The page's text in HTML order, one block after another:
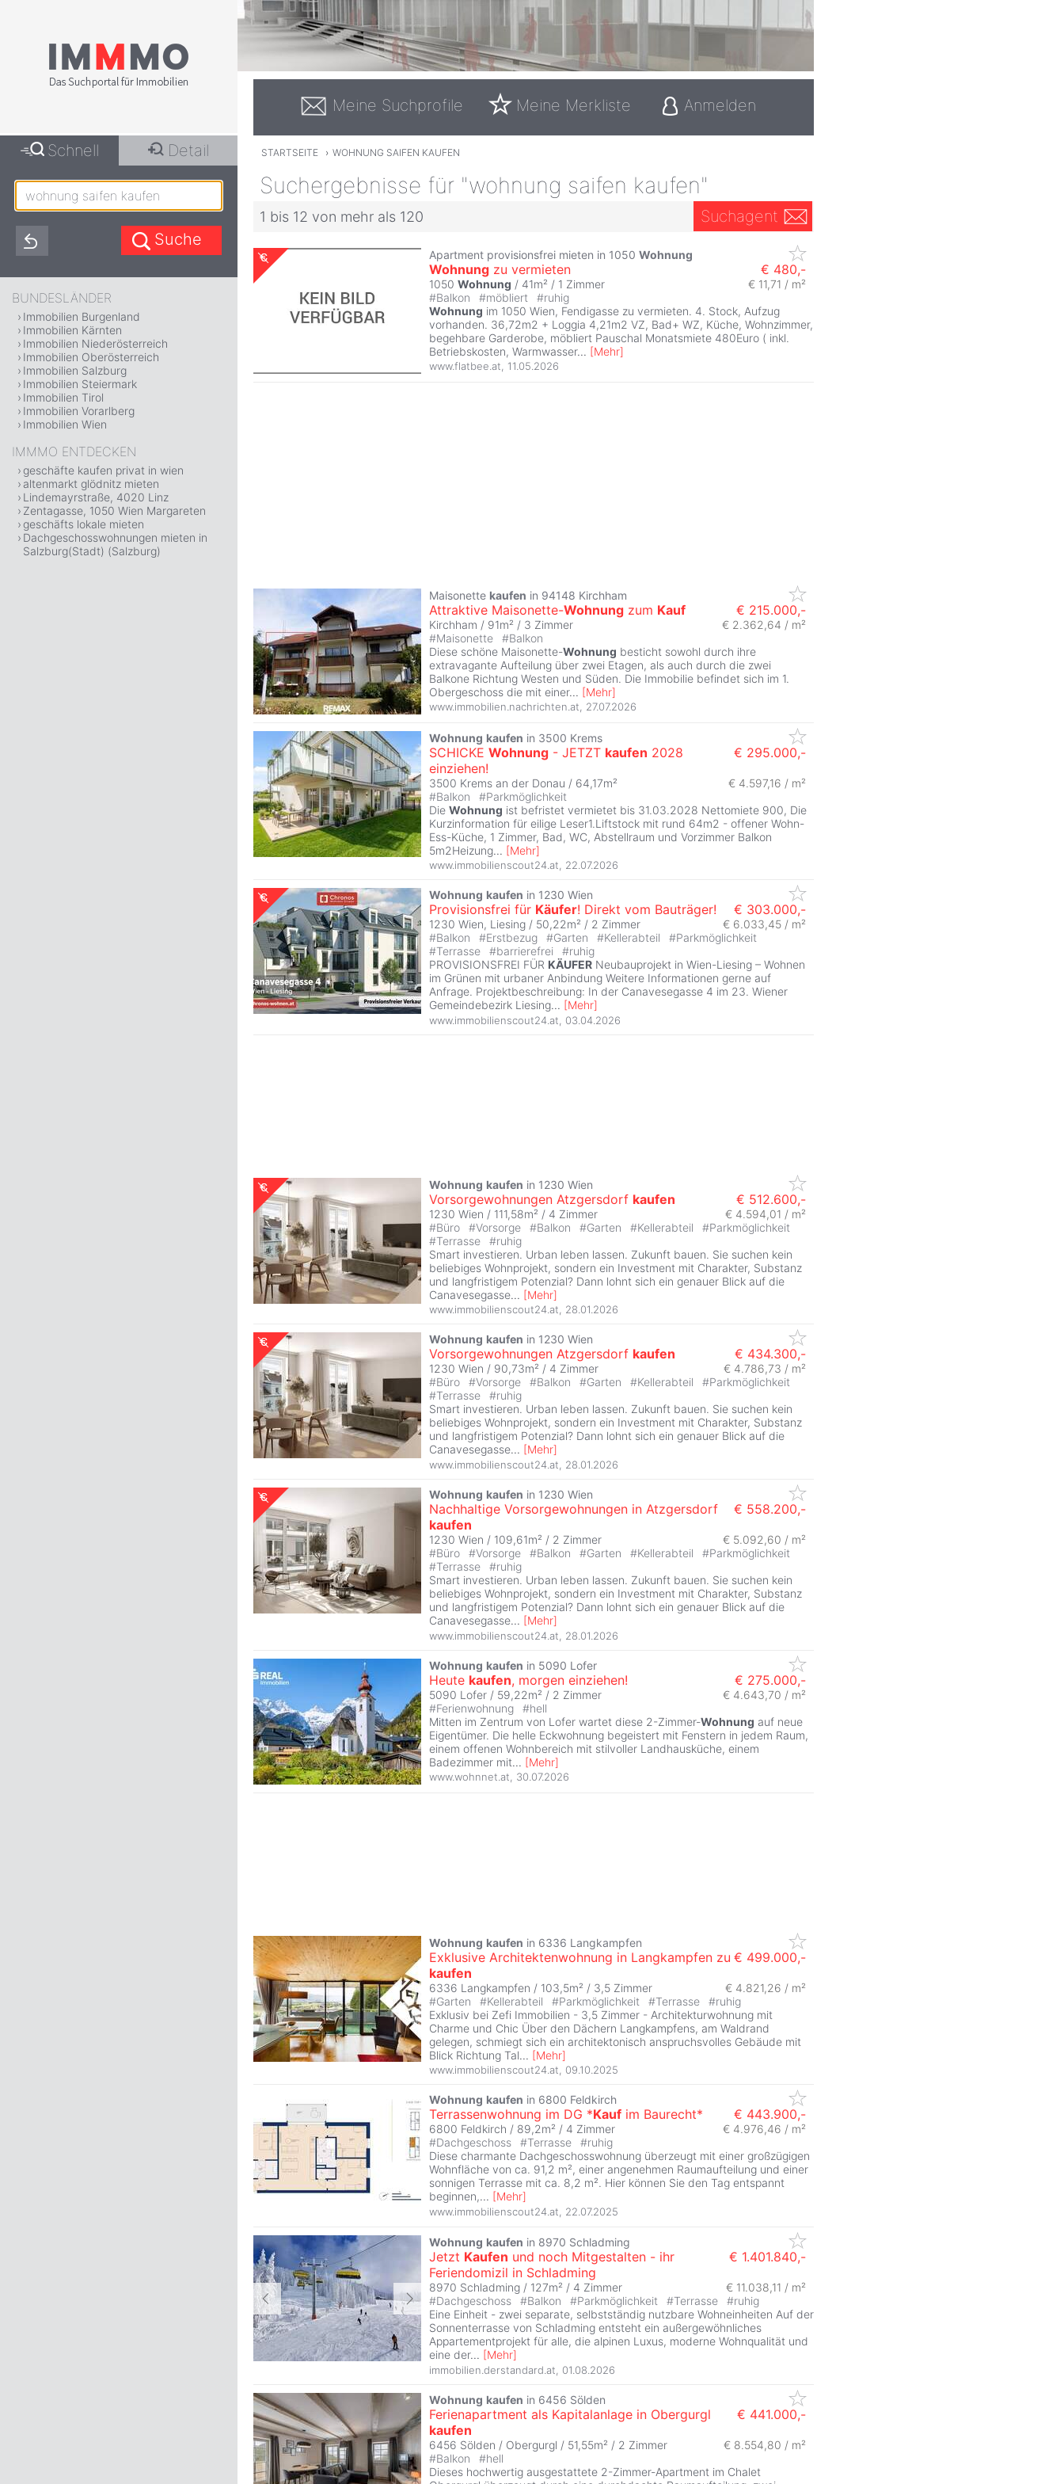
Meine Suchprofile Meine Merkliste Anmelden
STARTSEITE › WOHNUNG SAIFEN KAUFEN
Suchergebnisse für "wohnung saifen kaufen"
1 bis 12 von mehr als 120 Suchagent
Apartment provisionsfrei mieten in 1050 Wohnung
Wohnung zu vermieten € 480,-
1050 Wohnung / 41m² / 1 Zimmer
€ 11,71 / m²
#Balkon #möbliert #ruhig
Wohnung im 1050 Wien, Fendigasse zu vermieten. 4. Stock, Aufzug
vorhanden. 36,72m2 + Loggia 4,21m2 VZ, Bad+ WZ, Küche, Wohnzimmer,
begehbare Garderobe, möbliert Pauschal Monatsmiete 480Euro ( inkl.
Betriebskosten, Warmwasser... [Mehr]
www.flatbee.at 11.05.2026
Maisonette kaufen in 94148 Kirchham
Attraktive Maisonette-Wohnung zum Kauf € 215.000,-
Kirchham / 91m² / 3 Zimmer
€ 2.362,64 / m²
#Maisonette #Balkon
Diese schöne Maisonette-Wohnung besticht sowohl durch ihre
extravagante Aufteilung über zwei Etagen, als auch durch die zwei
Balkone Richtung Westen und Süden. Die Immobilie befindet sich im 1.
Obergeschoss die mit einer... [Mehr]
www.immobilien.nachrichten.at 27.07.2026
Wohnung kaufen in 3500 Krems
SCHICKE Wohnung - JETZT kaufen 2028
einziehen!
€ 295.000,-
3500 Krems an der Donau / 64,17m²
€ 4.597,16 / m²
#Balkon #Parkmöglichkeit
Die Wohnung ist befristet vermietet bis 31.03.2028 Nettomiete 900, Die
Kurzinformation für eilige Leser1.Liftstock mit rund 64m2 - offener Wohn-
Ess-Küche, 1 Zimmer, Bad, WC, Abstellraum und Vorzimmer Balkon
5m2Heizung... [Mehr]
www.immobilienscout24.at 22.07.2026
Wohnung kaufen in 1230 Wien
Provisionsfrei für Käufer! Direkt vom Bauträger! € 303.000,-
1230 Wien, Liesing / 50,22m² / 2 Zimmer
€ 6.033,45 / m²
#Balkon #Erstbezug #Garten #Kellerabteil #Parkmöglichkeit
#Terrasse #barrierefrei #ruhig
PROVISIONSFREI FÜR KÄUFER Neubauprojekt in Wien-Liesing – Wohnen
im Grünen mit urbaner Anbindung Weitere Informationen gerne auf
Anfrage. Projektbeschreibung: In der Canavesegasse 4 im 23. Wiener
Gemeindebezirk Liesing... [Mehr]
www.immobilienscout24.at 03.04.2026
Wohnung kaufen in 1230 Wien
Vorsorgewohnungen Atzgersdorf kaufen € 512.600,-
1230 Wien / 111,58m² / 4 Zimmer
€ 4.594,01 / m²
#Büro #Vorsorge #Balkon #Garten #Kellerabteil #Parkmöglichkeit
#Terrasse #ruhig
Smart investieren. Urban leben lassen. Zukunft bauen. Sie suchen kein
beliebiges Wohnprojekt, sondern ein Investment mit Charakter, Substanz
und langfristigem Potenzial? Dann lohnt sich ein genauer Blick auf die
Canavesegasse... [Mehr]
www.immobilienscout24.at, 28.01.2026
Wohnung kaufen in 1230 Wien
Vorsorgewohnungen Atzgersdorf kaufen € 434.300,-
1230 Wien / 90,73m² / 4 Zimmer
€ 4.786,73 / m²
#Büro #Vorsorge #Balkon #Garten #Kellerabteil #Parkmöglichkeit
#Terrasse #ruhig
Smart investieren. Urban leben lassen. Zukunft bauen. Sie suchen kein
beliebiges Wohnprojekt, sondern ein Investment mit Charakter, Substanz
und langfristigem Potenzial? Dann lohnt sich ein genauer Blick auf die
Canavesegasse... [Mehr]
www.immobilienscout24.at 28.01.2026
Wohnung kaufen in 1230 Wien
Nachhaltige Vorsorgewohnungen in Atzgersdorf
kaufen
€ 558.200,-
1230 Wien / 109,61m² / 2 Zimmer
€ 5.092,60 / m²
#Büro #Vorsorge #Balkon #Garten #Kellerabteil #Parkmöglichkeit
#Terrasse #ruhig
Smart investieren. Urban leben lassen. Zukunft bauen. Sie suchen kein
beliebiges Wohnprojekt, sondern ein Investment mit Charakter, Substanz
und langfristigem Potenzial? Dann lohnt sich ein genauer Blick auf die
Canavesegasse... [Mehr]
www.immobilienscout24.at 28.01.2026
Wohnung kaufen in 5090 Lofer
Heute kaufen, morgen einziehen! € 275.000,-
5090 Lofer / 59,22m² / 2 Zimmer
€ 4.643,70 / m²
#Ferienwohnung #hell
Mitten im Zentrum von Lofer wartet diese 2-Zimmer-Wohnung auf neue
Eigentümer. Die helle Eckwohnung begeistert mit Fenstern in jedem Raum,
einem offenen Wohnbereich mit stilvoller Landhausküche, einem
Badezimmer mit... [Mehr]
www.wohnnet.at 30.07.2026
Wohnung kaufen in 6336 Langkampfen
Exklusive Architektenwohnung in Langkampfen zu
kaufen
€ 499.000,-
6336 Langkampfen / 103,5m² / 3,5 Zimmer
€ 4.821,26 / m²
#Garten #Kellerabteil #Parkmöglichkeit #Terrasse #ruhig
Exklusiv bei Zefi Immobilien - 3,5 Zimmer - Architekturwohnung mit
Charme und Chic Über den Dächern Langkampfens, am Waldrand
gelegen, schmiegt sich ein architektonisch anspruchsvolles Gebäude mit
Blick Richtung Tal... [Mehr]
www.immobilienscout24.at 09.10.2025
Wohnung kaufen in 6800 Feldkirch
Terrassenwohnung im DG *Kauf im Baurecht* € 443.900,-
6800 Feldkirch / 89,2m² / 4 Zimmer
€ 4.976,46 / m²
#Dachgeschoss #Terrasse #ruhig
Diese charmante Dachgeschosswohnung überzeugt mit einer großzügigen
Wohnfläche von ca. 91,2 m², einer angenehmen Raumaufteilung und einer
sonnigen Terrasse mit ca. 8,2 m². Hier können Sie den Tag entspannt
beginnen,... [Mehr]
www.immobilienscout24.at 22.07.2025
Wohnung kaufen in 8970 Schladming
Jetzt Kaufen und noch Mitgestalten - ihr
Feriendomizil in Schladming
€ 1.401.840,-
8970 Schladming / 127m² / 4 Zimmer € 11.038,11 / m²
#Dachgeschoss #Balkon #Parkmöglichkeit #Terrasse #ruhig
Eine Einheit - zwei separate, selbstständig nutzbare Wohneinheiten Auf der
Sonnenterrasse von Schladming entsteht ein außergewöhnliches
Appartementprojekt für alle, die alpinen Luxus, moderne Wohnqualität und
eine der... [Mehr]
immobilien.derstandard.at 01.08.2026
Wohnung kaufen in 6456 Sölden
Ferienapartment als Kapitalanlage in Obergurgl
kaufen
€ 441.000,-
6456 Sölden / Obergurgl / 51,55m² / 2 Zimmer
€ 8.554,80 / m²
#Balkon #hell
Dieses hochwertig ausgestattete 2-Zimmer-Apartment im Chalet
Schnell Detail
BUNDESLÄNDER
Immobilien Burgenland
Immobilien Kärnten
Immobilien Niederösterreich
Immobilien Oberösterreich
Immobilien Salzburg
Immobilien Steiermark
Immobilien Tirol
Immobilien Vorarlberg
Immobilien Wien
IMMMO ENTDECKEN
geschäfte kaufen privat in wien
altenmarkt glödnitz mieten
Lindemayrstraße, 4020 Linz
Zentagasse, 1050 Wien Margareten
geschäfts lokale mieten
Dachgeschosswohnungen mieten in
Salzburg(Stadt) (Salzburg)